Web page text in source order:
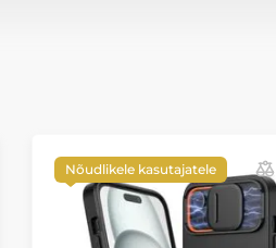
Nõudlikele kasutajatele